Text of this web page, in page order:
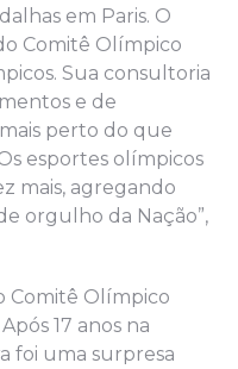
em Paris. O
Comitê Olímpico
Sua consultoria
e de
perto do que
esportes olímpicos
mais, agregando
orgulho da Nação”,
Comitê Olímpico
17 anos na
foi uma surpresa